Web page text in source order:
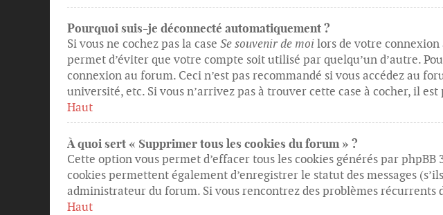
Pourquoi suis-je déconnecté automatiquement ?
Si vous ne cochez pas la case Se souvenir de moilors de votre
permet d’éviter que votre compte soit utilisé par quelqu’un d’autre.
connexion au forum. Ceci n’est pas recommandé si vous accédez au
université, etc. Si vous n’arrivez pas à trouver cette case à cocher, il
Haut
À quoi sert « Supprimer tous les cookies du forum » ?
Cette option vous permet d’effacer tous les cookies générés par
cookies permettent également d’enregistrer le statut des messages
administrateur du forum. Si vous rencontrez des problèmes récurrents
Haut